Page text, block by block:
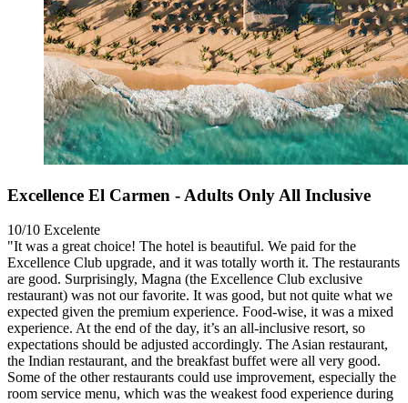
Excellence El Carmen - Adults Only All Inclusive
10/10 Excelente
"It was a great choice! The hotel is beautiful. We paid for the
Excellence Club upgrade, and it was totally worth it. The restaurants
are good. Surprisingly, Magna (the Excellence Club exclusive
restaurant) was not our favorite. It was good, but not quite what we
expected given the premium experience. Food-wise, it was a mixed
experience. At the end of the day, it’s an all-inclusive resort, so
expectations should be adjusted accordingly. The Asian restaurant,
the Indian restaurant, and the breakfast buffet were all very good.
Some of the other restaurants could use improvement, especially the
room service menu, which was the weakest food experience during